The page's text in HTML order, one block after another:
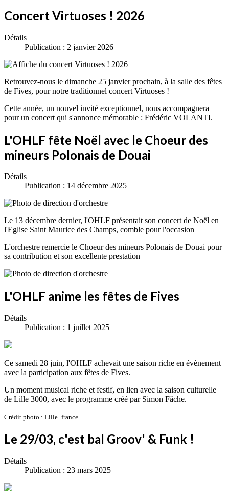
Concert Virtuoses ! 2026
Détails
Publication : 2 janvier 2026
Retrouvez-nous le dimanche 25 janvier prochain, à la salle des fêtes
de Fives, pour notre traditionnel concert Virtuoses !
Cette année, un nouvel invité exceptionnel, nous accompagnera
pour un concert qui s'annonce mémorable : Frédéric VOLANTI.
L'OHLF fête Noël avec le Choeur des
mineurs Polonais de Douai
Détails
Publication : 14 décembre 2025
Le 13 décembre dernier, l'OHLF présentait son concert de Noël en
l'Eglise Saint Maurice des Champs, comble pour l'occasion
L'orchestre remercie le Choeur des mineurs Polonais de Douai pour
sa contribution et son excellente prestation
L'OHLF anime les fêtes de Fives
Détails
Publication : 1 juillet 2025
Ce samedi 28 juin, l'OHLF achevait une saison riche en évènement
avec la participation aux fêtes de Fives.
Un moment musical riche et festif, en lien avec la saison culturelle
de Lille 3000, avec le programme créé par Simon Fâche.
Crédit photo : Lille_france
Le 29/03, c'est bal Groov' & Funk !
Détails
Publication : 23 mars 2025